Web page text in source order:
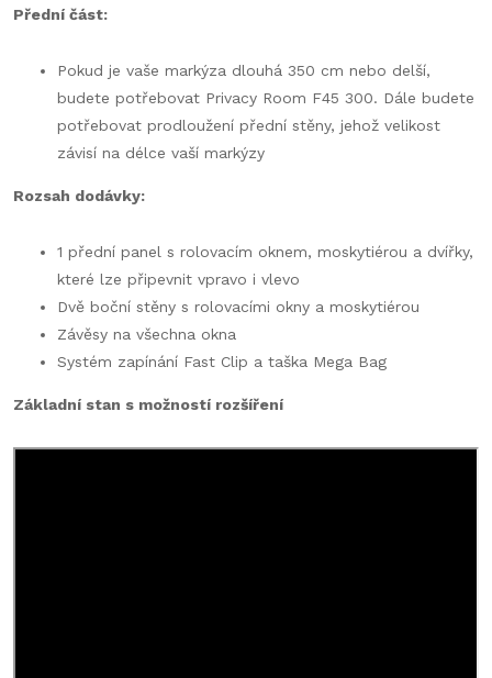
Přední část:
Pokud je vaše markýza dlouhá 350 cm nebo delší,
budete potřebovat Privacy Room F45 300. Dále budete
potřebovat prodloužení přední stěny, jehož velikost
závisí na délce vaší markýzy
Rozsah dodávky:
1 přední panel s rolovacím oknem, moskytiérou a dvířky,
které lze připevnit vpravo i vlevo
Dvě boční stěny s rolovacími okny a moskytiérou
Závěsy na všechna okna
Systém zapínání Fast Clip a taška Mega Bag
Základní stan s možností rozšíření